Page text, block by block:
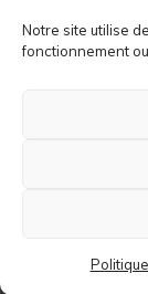
Notre site utilise
fonctionnement
©Copyright - Jean
Mentions légales